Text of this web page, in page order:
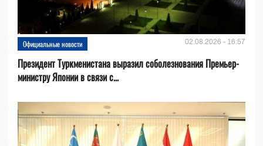
Официальные новости 02.08.2026 - 16:57
Президент Туркменистана выразил соболезнования Премьер-
министру Японии в связи с...